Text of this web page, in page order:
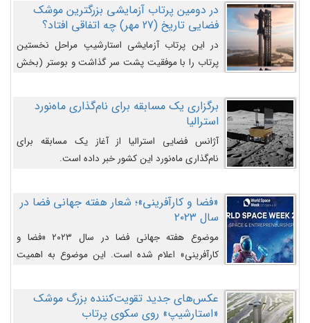
در دومین پرتاب آزمایشی بزرگترین موشک
فضایی تاریخ (27 مهر‌) چه اتفاقی افتاد؟
در این پرتاب آزمایشی استارشیپ مراحل نخستین
پرتاب را با موفقیت پشت سر گذاشت و بوستر (بخش
را وارد مسیر از پیش تعیین‌شده کند و سپس با یک
مکانیزم جدید با موفقیت از آن جدا شود. ‌
برگزاری یک مسابقه برای نام‌گذاری ماه‌نورد
استرالیا
آژانس فضایی استرالیا از آغاز یک مسابقه برای
نام‌گذاری ماه‌نورد این کشور خبر داده است.
«فضا و کارآفرینی»؛ شعار هفته جهانی فضا در
سال ۲۰۲۳
موضوع هفته جهانی فضا در سال ۲۰۲۳ «فضا و
کارآفرینی» اعلام شده است. این موضوع به اهمیت
روزافزون کارآفرینی در حوزه فضایی و مزایای جدیدی که
کارآفرینان این حوزه ایجاد می‌کنند، می‌پردازد.
عکس‌های جدید تقویت‌کننده بزرگ موشک
«استارشیپ» روی سکوی پرتاب